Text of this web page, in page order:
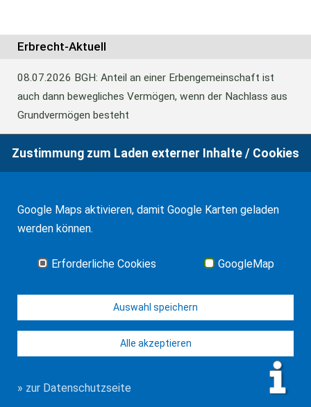
Erbrecht-Aktuell
08.07.2026 BGH: Anteil an einer Erbengemeinschaft ist
auch dann bewegliches Vermögen, wenn der Nachlass aus
Grundvermögen besteht
BFH: Abweichende Festsetzung aus
17.03.2026Andalusien: Vergünstigungen bei der
Alle Neuigkeiten
© J-H. Frank, Fachanwalt Erbrecht 2026
Zustimmung zum Laden externer Inhalte / Cookies
Google Maps aktivieren, damit Google Karten geladen
werden können.
Erforderliche Cookies GoogleMap
Auswahl speichern
Alle akzeptieren
» zur Datenschutzseite